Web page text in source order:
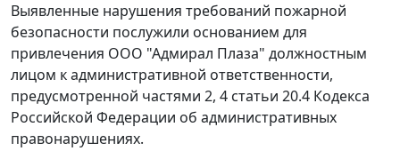
Выявленные нарушения требований пожарной
безопасности послужили основанием для
привлечения ООО "Адмирал Плаза" должностным
лицом к административной ответственности,
предусмотренной частями 2, 4 статьи 20.4 Кодекса
Российской Федерации об административных
правонарушениях.